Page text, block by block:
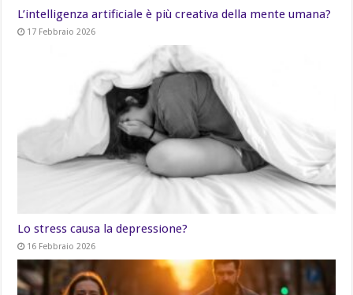
L’intelligenza artificiale è più creativa della mente umana?
17 Febbraio 2026
Lo stress causa la depressione?
16 Febbraio 2026